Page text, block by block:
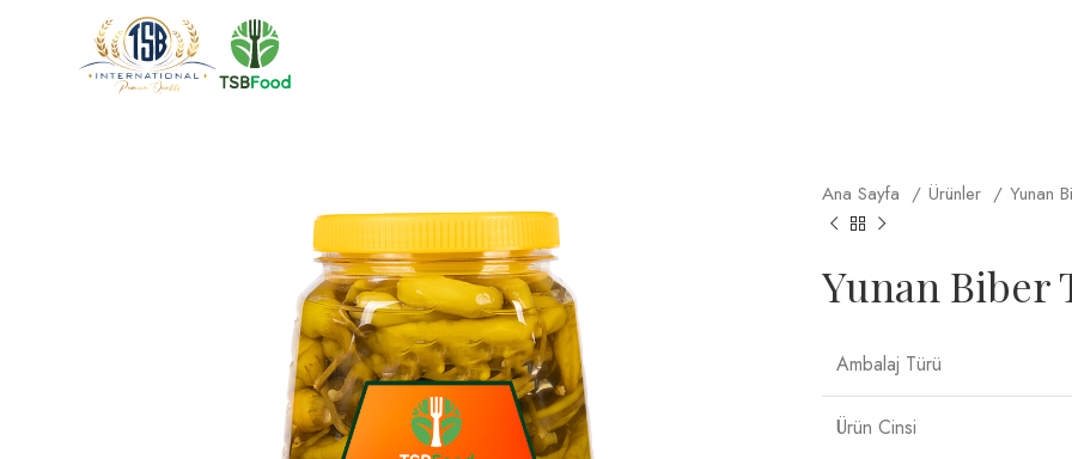
Ana Sayfa Ürünler Yunan
Yunan Biber
Ambalaj Türü
Ürün Cinsi